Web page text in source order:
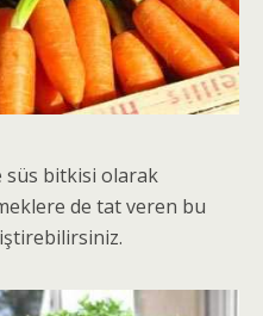
süs bitkisi olarak
de tat veren bu